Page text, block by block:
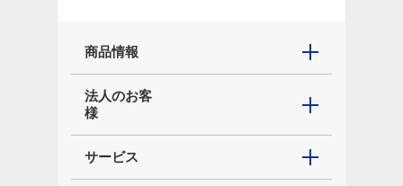
商品情報
法人のお客
様
サービス